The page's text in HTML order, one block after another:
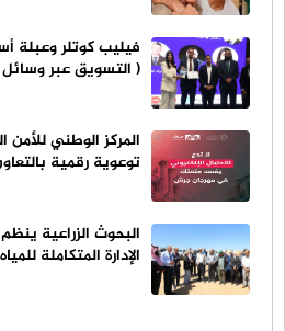
فيليب كوتلر وعبلة
( التسويق عبر وسائل
المركز الوطني
توعوية رقمية
البحوث الزراعية
الإدارة المتكاملة